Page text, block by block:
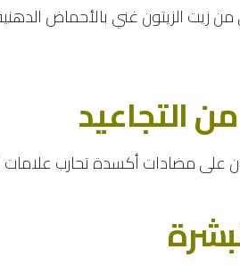
زيت الزيتون غني بالأحماض
التجاعيد
على مضادات أكسدة تحارب علامات